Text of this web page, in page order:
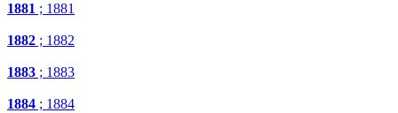
1881 ; 1881
1882 ; 1882
1883 ; 1883
1884 ; 1884